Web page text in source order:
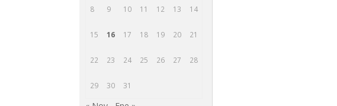
8 9 10 11 12 13 14
15 16 17 18 19 20 21
22 23 24 25 26 27 28
29 30 31